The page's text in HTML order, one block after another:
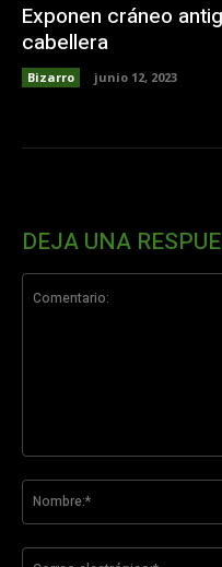
Exponen cráneo
cabellera
Bizarro junio 12, 2023
DEJA UNA